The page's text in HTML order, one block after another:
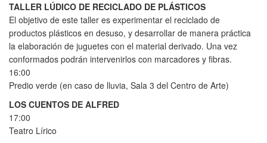
TALLER LÚDICO DE RECICLADO DE PLÁSTICOS
El objetivo de este taller es experimentar el reciclado de
productos plásticos en desuso, y desarrollar de manera práctica
la elaboración de juguetes con el material derivado. Una vez
conformados podrán intervenirlos con marcadores y fibras.
16:00
Predio verde (en caso de lluvia, Sala 3 del Centro de Arte)
LOS CUENTOS DE ALFRED
17:00
Teatro Lírico